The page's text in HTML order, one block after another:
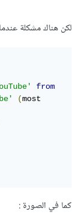
لكن هناك مشكلة
from
(most
كما في الصورة :